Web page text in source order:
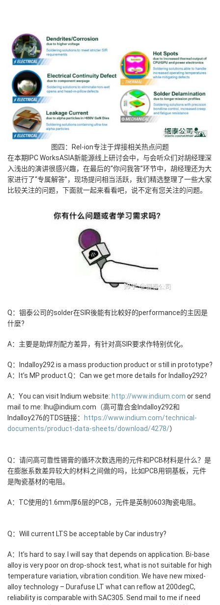
图四：Rel-ion专注于焊接相关热点问题
在本期IPC WorksASIA新能源线上研讨会中，与会听众们对胡经理深
入浅出的演讲很感兴趣，在最后的“你问我答”环节中，胡经理还为大
家进行了“专属解答”，现场提问相当活跃，我们精选整理了一些大家
比较关注的问题，下面就一起来看看吧，说不定有您关注的问题。
Q：铟泰公司的solder在SIR後能有比較好的performance的主因是
什麼?
A：主要是助焊剂配方差异，有针对高SIR要求作特别优化。
Q：Indalloy292 is a mass production product or still in prototype?
A：It’s MP product. Q：Can we get more details for Indalloy292?
A：You can visit Indium website: http://www.indium.com or send
mail to me: lhu@indium.com（高可靠合金Indalloy292和
Indalloy276的TDS链接：
https://www.indium.com/technical-
documents/product-data-sheets/download/4278/）
Q：请问高可靠性锡膏的循环次数选用的元件和PCB材料是什么？是
在膨胀系数差异较大的材料之间做的吗，比如PCB用铜基板，元件
是陶瓷基材的电阻。
A：TC使用的1.6mm厚6层的PCB，元件是英制0603陶瓷电阻。
Q：Will current LTS be acceptable by Car industry?
A：It’s hard to say. I will say that depends on application. Bi-base
alloy is very poor on drop-shock test, what is not suitable for high
temperature variation, vibration condition. We have new mixed-
alloy technology – Durafuse LT what can reflow at 200degC,
reliability is comparable with SAC305. Send mail to me if need